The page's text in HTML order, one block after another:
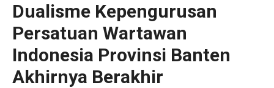
Dualisme Kepengurusan
Persatuan Wartawan
Indonesia Provinsi Banten
Akhirnya Berakhir